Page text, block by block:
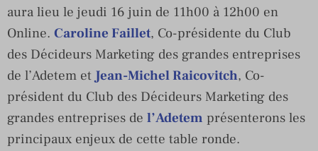
aura lieu le jeudi 16 juin de 11h00 à 12h00 en
Online. Caroline Faillet, Co-présidente du Club
des Décideurs Marketing des grandes entreprises
de l’Adetem et Jean-Michel Raicovitch, Co-
président du Club des Décideurs Marketing des
grandes entreprises de l’Adetem présenterons les
principaux enjeux de cette table ronde.